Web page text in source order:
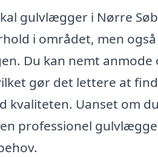
gulvlægger i Nørre
i området, men
Du kan nemt
gør det lettere at
kvaliteten. Uanset om
professionel